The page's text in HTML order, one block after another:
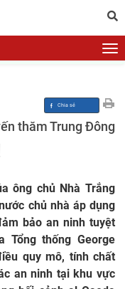
thăm Trung Đông
ông chủ Nhà Trắng
chủ nhà áp dụng
bảo an ninh tuyệt
Tổng thống George
quy mô, tính chất
an ninh tại khu vực